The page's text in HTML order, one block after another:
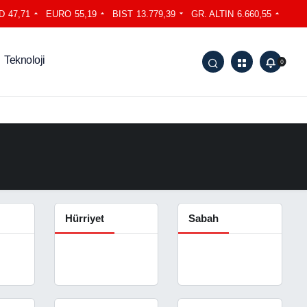
47,71 EURO 55,19 BIST 13.779,39 GR. ALTIN 6.660,55
Teknoloji 0
Hürriyet Sabah